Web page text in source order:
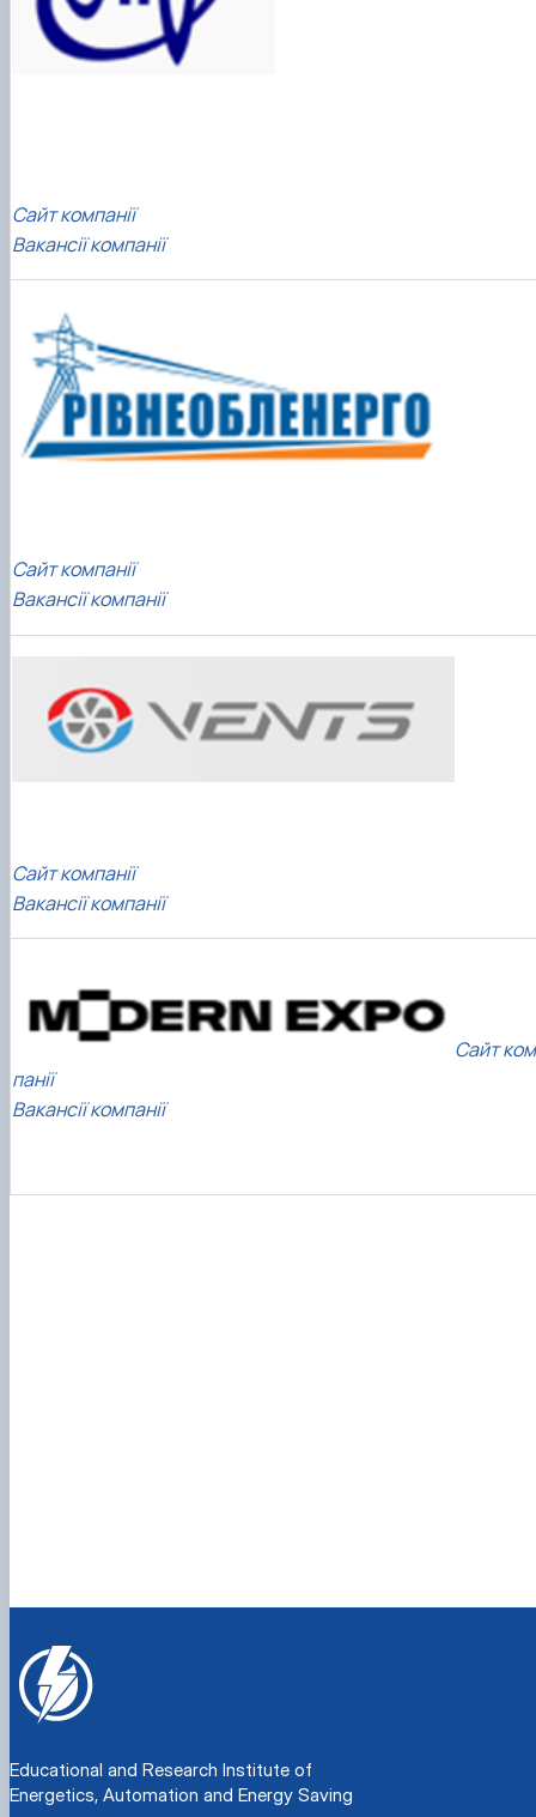
Сайт компанії
Вакансії компанії
Сайт компанії
Вакансії компанії
Сайт компанії
Вакансії компанії
Сайт ком
панії
Вакансії компанії
Educational and Research Institute of
Energetics, Automation and Energy Saving